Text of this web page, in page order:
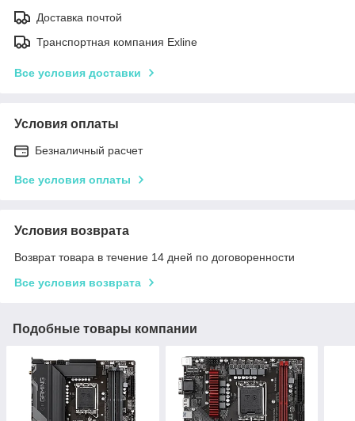
Доставка почтой
Транспортная компания Exline
Все условия доставки
Условия оплаты
Безналичный расчет
Все условия оплаты
Условия возврата
Возврат товара в течение 14 дней по договоренности
Все условия возврата
Подобные товары компании